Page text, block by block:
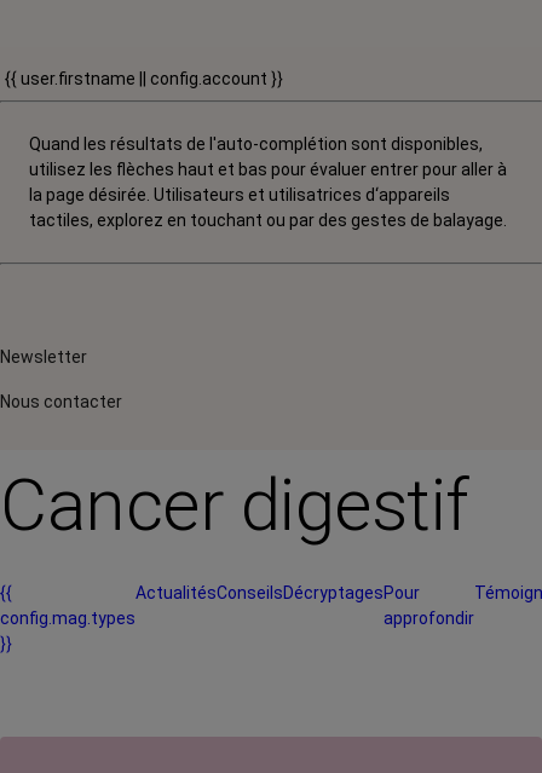
{{ user.firstname || config.account }}
Quand les résultats de l'auto-complétion sont disponibles,
utilisez les flèches haut et bas pour évaluer entrer pour aller à
la page désirée. Utilisateurs et utilisatrices d‘appareils
tactiles, explorez en touchant ou par des gestes de balayage.
Newsletter
Nous contacter
Cancer digestif
{{
config.mag.types
}}
ActualitésConseilsDécryptagesPour
approfondir